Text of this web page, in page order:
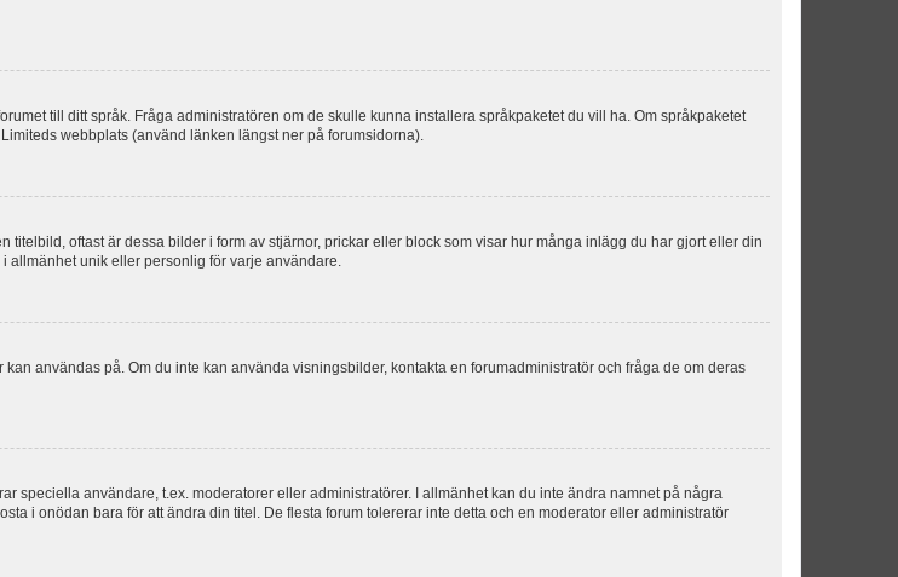
till ditt språk. Fråga administratören om de skulle kunna installera språkpaketet du vill ha. Om språkpaketet
webbplats (använd länken längst ner på forumsidorna).
oftast är dessa bilder i form av stjärnor, prickar eller block som visar hur många inlägg du har gjort eller din
allmänhet unik eller personlig för varje användare.
användas på. Om du inte kan använda visningsbilder, kontakta en forumadministratör och fråga de om deras
speciella användare, t.ex. moderatorer eller administratörer. I allmänhet kan du inte ändra namnet på några
i onödan bara för att ändra din titel. De flesta forum tolererar inte detta och en moderator eller administratör